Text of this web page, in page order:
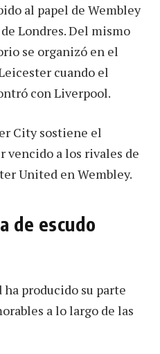
al papel de Wembley
Londres. Del mismo
se organizó en el
cuando el
con Liverpool.
City sostiene el
vencido a los rivales de
United en Wembley.
de escudo
producido su parte
a lo largo de las